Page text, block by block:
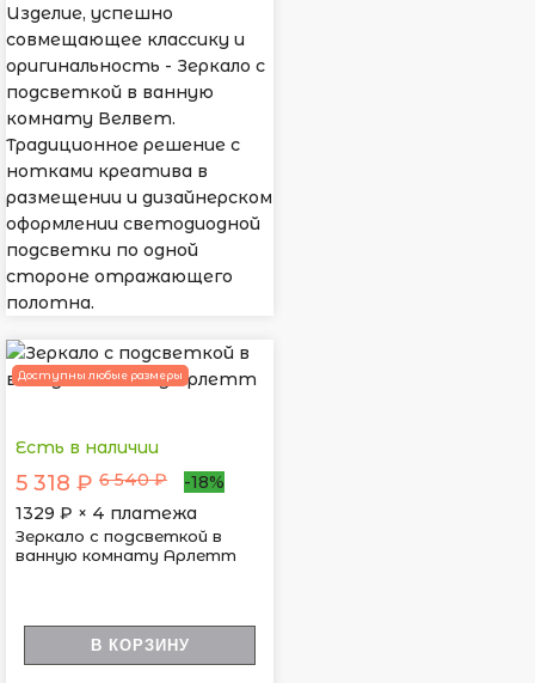
Изделие, успешно
совмещающее классику и
оригинальность - Зеркало с
подсветкой в ванную
комнату Велвет.
Традиционное решение с
нотками креатива в
размещении и дизайнерском
оформлении светодиодной
подсветки по одной
стороне отражающего
полотна.
Доступны любые размеры
Есть в наличии
5 318 ₽ 6 540 ₽
-18%
1329 ₽ × 4 платежа
Зеркало с подсветкой в
ванную комнату Арлетт
В КОРЗИНУ